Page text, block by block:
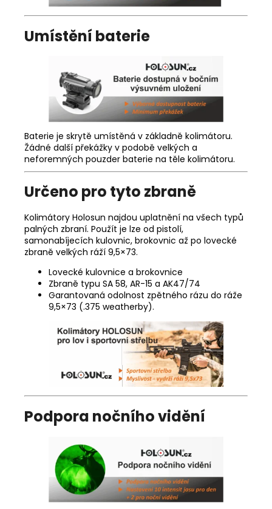
Umístění baterie
Baterie je skrytě umístěná v základně kolimátoru.
Žádné další překážky v podobě velkých a
neforemných pouzder baterie na těle kolimátoru.
Určeno pro tyto zbraně
Kolimátory Holosun najdou uplatnění na všech typů
palných zbraní. Použít je lze od pistolí,
samonabíjecích kulovnic, brokovnic až po lovecké
zbraně velkých ráží 9,5×73.
Lovecké kulovnice a brokovnice
Zbraně typu SA 58, AR-15 a AK47/74
Garantovaná odolnost zpětného rázu do ráže
9,5×73 (.375 weatherby).
Podpora nočního vidění